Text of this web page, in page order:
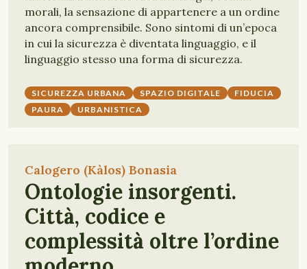
morali, la sensazione di appartenere a un ordine
ancora comprensibile. Sono sintomi di un’epoca
in cui la sicurezza è diventata linguaggio, e il
linguaggio stesso una forma di sicurezza.
SICUREZZA URBANA SPAZIO DIGITALE
FIDUCIA
PAURA
URBANISTICA
Calogero (Kàlos) Bonasia
Ontologie insorgenti.
Città, codice e
complessità oltre l’ordine